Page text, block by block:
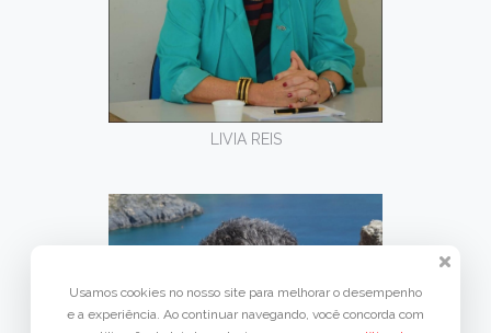
LIVIA REIS
Usamos cookies no nosso site para melhorar o desempenho
e a experiência. Ao continuar navegando, você concorda com